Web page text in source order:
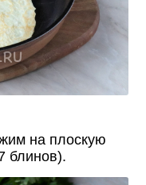
на плоскую
блинов).